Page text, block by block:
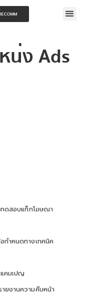
น่ง Ads
ทดสอบแท็กโฆษณา
กำหนดทางเทคนิค
คมเปญ
ยงานความคืบหน้า